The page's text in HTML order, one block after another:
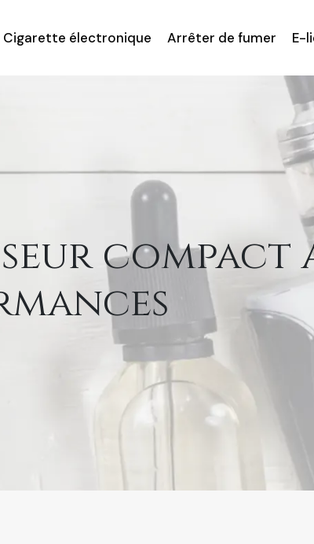
Cigarette électronique Arrêter de fumer E-
compact